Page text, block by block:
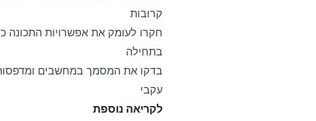
קרובות
חקרו לעומק את אפשרויות התכונה
בתחילה
בדקו את המסמך במחשבים ומדפסות
עקבי
לקריאה נוספת